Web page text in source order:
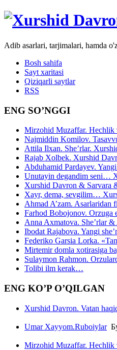
Adib asarlari, tarjimalari, hamda
Bosh sahifa
Sayt xaritasi
Qiziqarli saytlar
RSS
ENG SO’NGGI
Mirzohid Muzaffar. Hechlik
Najmiddin Komilov.
Attila Ilxan. She’rlar.
Rajab Xolbek. Xurshid
Abduhamid Pardayev.
Unutayin degandim seni…
Xurshid Davron & Sarvara
Xayr, dema, sevgilim…
Ahmad A’zam.
Farhod Bobojonov. Orzuga
Anna Axmatova. She’rlar
Ibodat Rajabova. Yangi
Federiko Garsia Lorka.
Mirtemir domla xotirasiga
Sulaymon Rahmon.
Tolibi ilm kerak…
ENG KO’P O’QILGAN
Xurshid Davron. Vatan
Umar Xayyom.Ruboiylar
Mirzohid Muzaffar. Hechlik